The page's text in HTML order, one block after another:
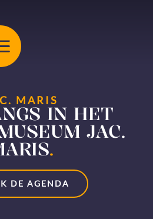
MARIS
IN HET
JAC.
.
DE AGENDA